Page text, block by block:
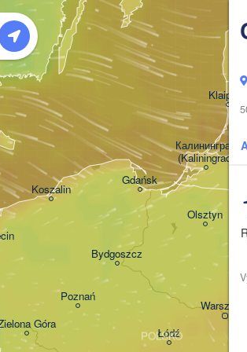
Warszawa
Łódź
Poznań
Olsztyn
Koszalin
Klaipėda
Góra
Gdańsk
Калининград
(Kaliningrad)
Bydgoszcz
POLSKO